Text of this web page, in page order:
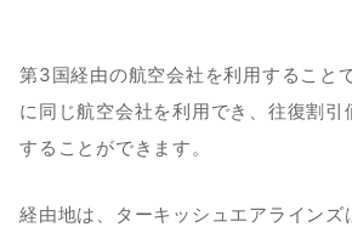
第3国経由の航空会社を利用すること
に同じ航空会社を利用でき、往復割引
することができます。
経由地は、ターキッシュエアラインズ